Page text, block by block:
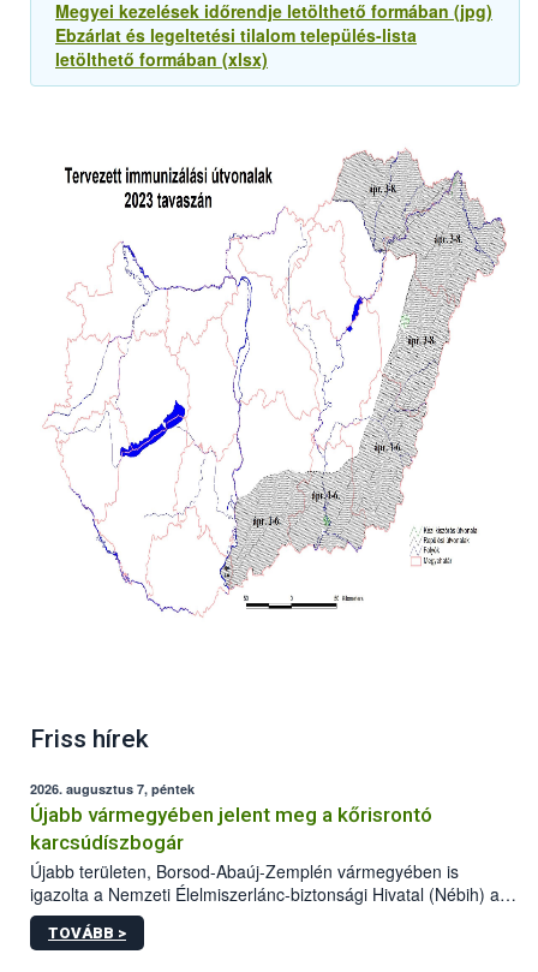
Megyei kezelések időrendje letölthető formában (jpg)
Ebzárlat és legeltetési tilalom település-lista
letölthető formában (xlsx)
Friss hírek
2026. augusztus 7, péntek
Újabb vármegyében jelent meg a kőrisrontó
karcsúdíszbogár
Újabb területen, Borsod-Abaúj-Zemplén vármegyében is
igazolta a Nemzeti Élelmiszerlánc-biztonsági Hivatal (Nébih) a
kőrisrontó karcsúdíszbogár (Agrilus planipennis) jelenlétét. A
kártevőt nem csak színcsapdában találták meg, de már fertőzött
TOVÁBB >